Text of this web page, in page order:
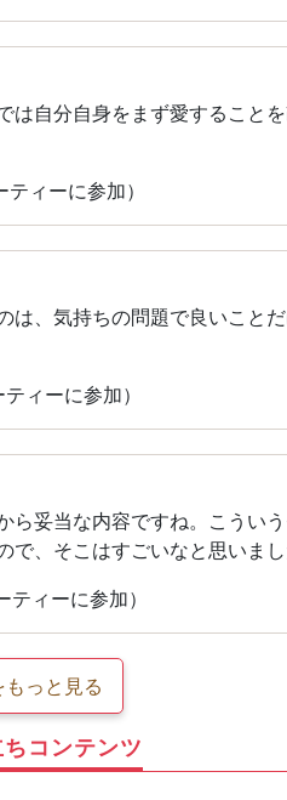
自分自身をまず愛すること
ィーに参加）
は、気持ちの問題で良いこと
ィーに参加）
ら妥当な内容ですね。こうい
、そこはすごいなと思いまし
ィーに参加）
もっと見る
コンテンツ